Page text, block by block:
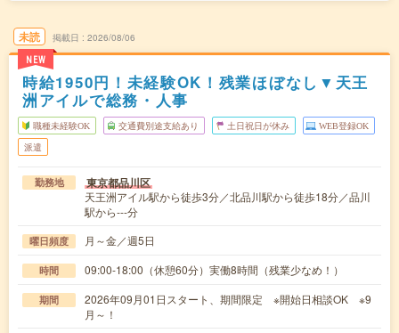
未読
NEW
掲載日 2026/08/06
時給1950円！未経験OK！残業ほぼなし▼天王
洲アイルで総務・人事
職種未経験OK 交通費別途支給あり 土日祝日が休み WEB登録OK
派遣
勤務地 東京都品川区
天王洲アイル駅から徒歩3分／北品川駅から徒歩18分／品川
駅から---分
曜日頻度 月～金／週5日
時間 09:00-18:00（休憩60分）実働8時間（残業少なめ！）
期間
2026年09月01日スタート、期間限定 ※開始日相談OK ※9
月～！